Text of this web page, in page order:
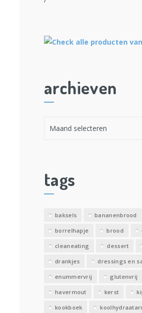
archieven
e
v
tags
baksels bananenbrood
borrelhapje brood
cleaneating dessert
drankjes dressings en
enummervrij glutenvrij
havermout kerst
kookboek